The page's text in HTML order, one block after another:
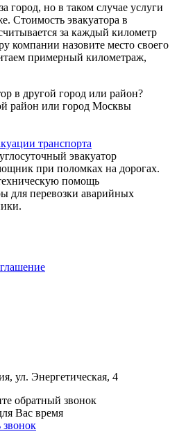
город, но в таком случае услуги
Стоимость эвакуатора в
за каждый километр
компании назовите место своего
примерный километраж,
в другой город или район?
район или город Москвы
транспорта
эвакуатор
при поломках на дорогах.
помощь
для перевозки аварийных
ул. Энергетическая, 4
обратный звонок
Вас время
звонок